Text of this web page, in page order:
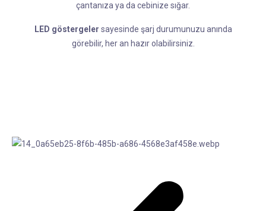
çantanıza ya da cebinize sığar.
LED göstergeler sayesinde şarj durumunuzu anında
görebilir, her an hazır olabilirsiniz.